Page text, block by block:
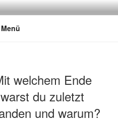
Menü
welchem Ende
du zuletzt
und warum?